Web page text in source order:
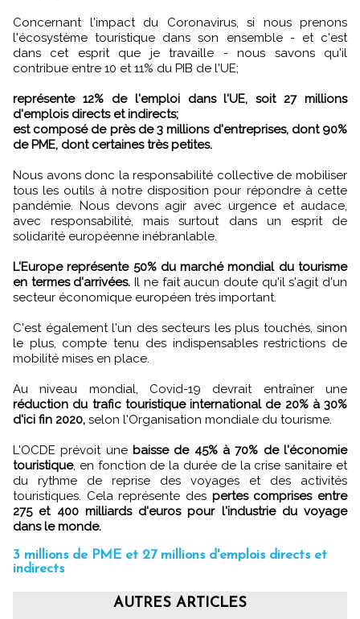
Concernant l'impact du Coronavirus, si nous prenons
l'écosystème touristique dans son ensemble - et c'est
dans cet esprit que je travaille - nous savons qu'il
contribue entre 10 et 11% du PIB de l'UE;
représente 12% de l'emploi dans l'UE, soit 27 millions
d'emplois directs et indirects;
est composé de près de 3 millions d'entreprises, dont 90%
de PME, dont certaines très petites.
Nous avons donc la responsabilité collective de mobiliser
tous les outils à notre disposition pour répondre à cette
pandémie. Nous devons agir avec urgence et audace,
avec responsabilité, mais surtout dans un esprit de
solidarité européenne inébranlable.
L'Europe représente 50% du marché mondial du tourisme
en termes d'arrivées. Il ne fait aucun doute qu'il s'agit d'un
secteur économique européen très important.
C'est également l'un des secteurs les plus touchés, sinon
le plus, compte tenu des indispensables restrictions de
mobilité mises en place.
Au niveau mondial, Covid-19 devrait entraîner une
réduction du trafic touristique international de 20% à 30%
d'ici fin 2020, selon l'Organisation mondiale du tourisme.
L'OCDE prévoit une baisse de 45% à 70% de l'économie
touristique, en fonction de la durée de la crise sanitaire et
du rythme de reprise des voyages et des activités
touristiques. Cela représente des pertes comprises entre
275 et 400 milliards d'euros pour l'industrie du voyage
dans le monde.
3 millions de PME et 27 millions d'emplois directs et
indirects
AUTRES ARTICLES